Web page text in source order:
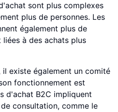
sont plus complexes
plus de personnes. Les
également plus de
à des achats plus
il existe également un comité
fonctionnement est
d'achat B2C impliquent
consultation, comme le